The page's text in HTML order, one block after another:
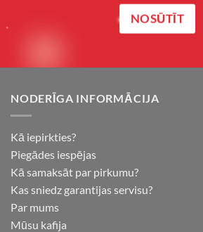
NODERĪGA INFORMĀCIJA
Kā iepirkties?
Piegādes iespējas
Kā samaksāt par pirkumu?
Kas sniedz garantijas servisu?
Par mums
Mūsu kafija